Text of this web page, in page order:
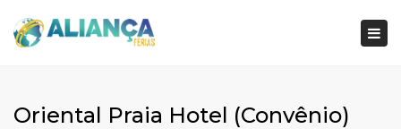
Oriental Praia Hotel (Convênio)